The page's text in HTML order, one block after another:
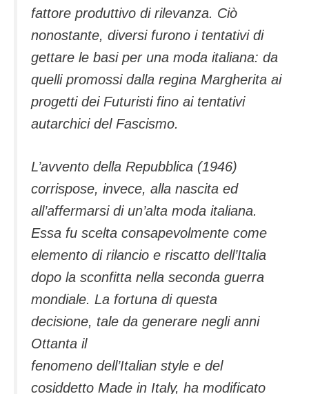
fattore produttivo di rilevanza. Ciò
nonostante, diversi furono i tentativi di
gettare le basi per una moda italiana: da
quelli promossi dalla regina Margherita ai
progetti dei Futuristi fino ai tentativi
autarchici del Fascismo.
L’avvento della Repubblica (1946)
corrispose, invece, alla nascita ed
all’affermarsi di un’alta moda italiana.
Essa fu scelta consapevolmente come
elemento di rilancio e riscatto dell’Italia
dopo la sconfitta nella seconda guerra
mondiale. La fortuna di questa
decisione, tale da generare negli anni
Ottanta il
fenomeno dell’Italian style e del
cosiddetto Made in Italy, ha modificato